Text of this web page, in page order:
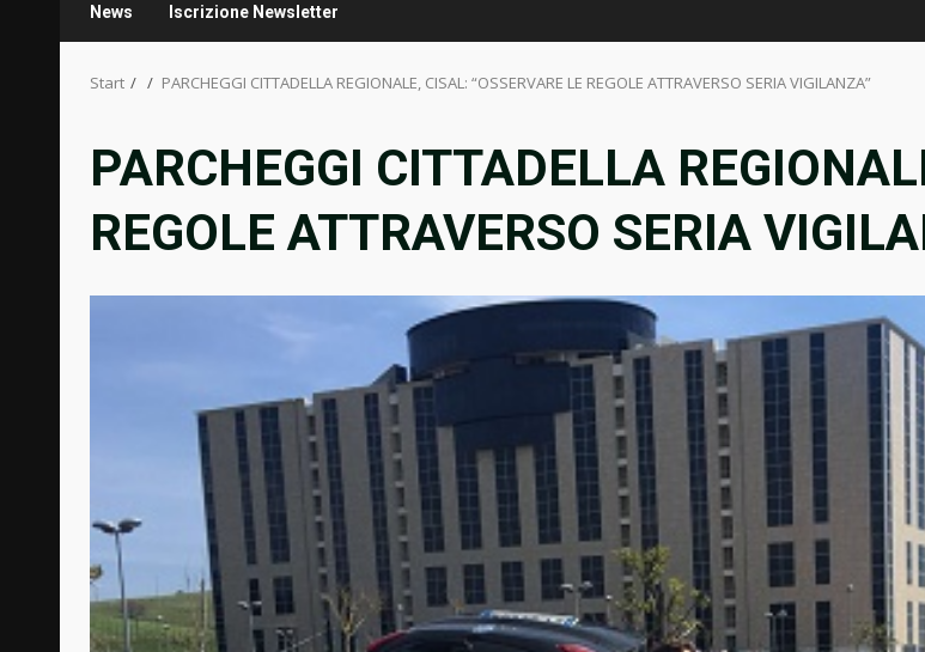
News Iscrizione Newsletter
Start PARCHEGGI CITTADELLA REGIONALE, CISAL: “OSSERVARE LE REGOLE ATTRAVERSO SERIA VIGILANZA”
PARCHEGGI CITTADELLA
REGOLE ATTRAVERSO SERIA